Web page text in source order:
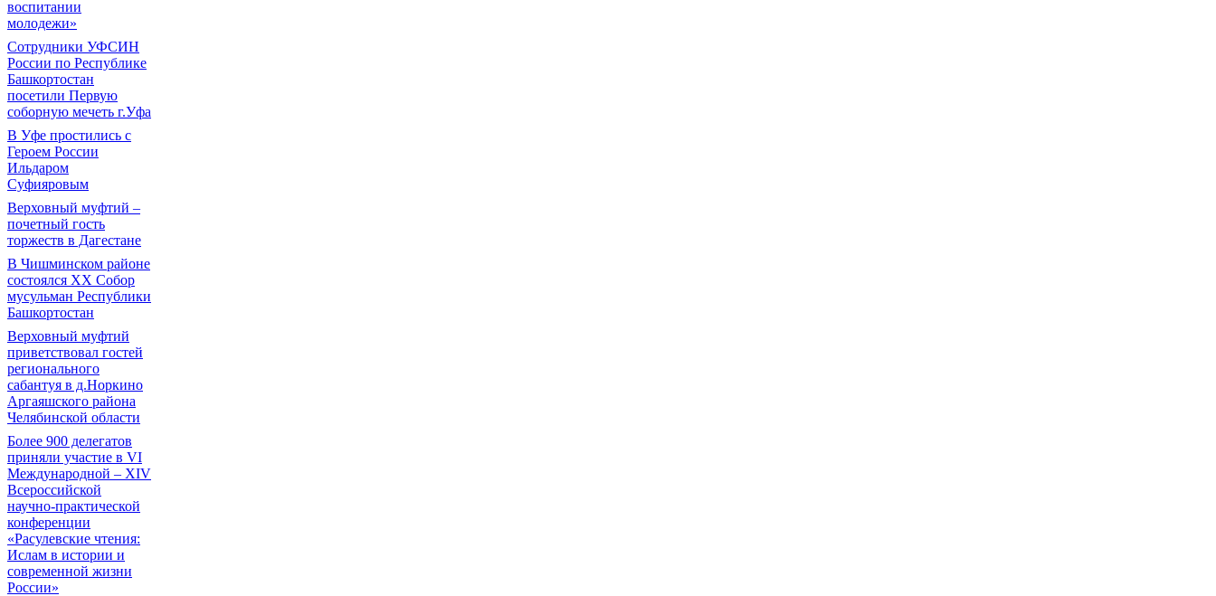
воспитании
молодежи»
Сотрудники УФСИН
России по Республике
Башкортостан
посетили Первую
соборную мечеть г.Уфа
В Уфе простились с
Героем России
Ильдаром
Суфияровым
Верховный муфтий –
почетный гость
торжеств в Дагестане
В Чишминском районе
состоялся XX Собор
мусульман Республики
Башкортостан
Верховный муфтий
приветствовал гостей
регионального
сабантуя в д.Норкино
Аргаяшского района
Челябинской области
Более 900 делегатов
приняли участие в VI
Международной – ХIV
Всероссийской
научно-практической
конференции
«Расулевские чтения:
Ислам в истории и
современной жизни
России»